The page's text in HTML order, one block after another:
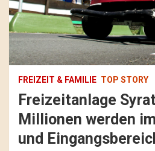
FREIZEIT & FAMILIE TOP STORY
Freizeitanlage
Millionen werden
und